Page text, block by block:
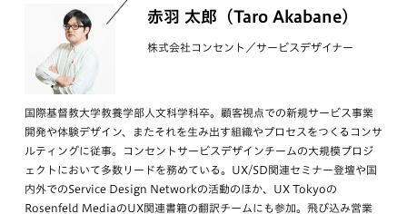
赤羽 太郎（Taro Akabane）
株式会社コンセント／サービスデザイナー
国際基督教大学教養学部人文科学科卒。顧客視点での新規サービス事業
開発や体験デザイン、またそれを生み出す組織やプロセスをつくるコンサ
ルティングに従事。コンセントサービスデザインチームの大規模プロジ
ェクトにおいて多数リードを務めている。UX/SD関連セミナー登壇や国
内外でのService Design Networkの活動のほか、UX Tokyoの
Rosenfeld MediaのUX関連書籍の翻訳チームにも参加。飛び込み営業